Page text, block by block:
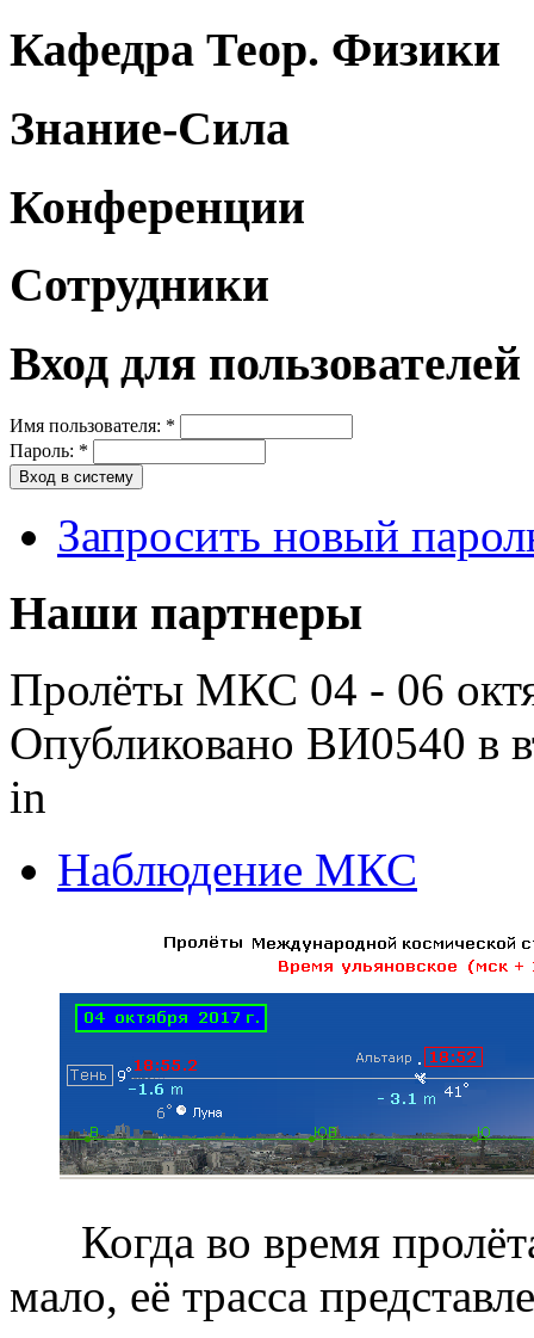
Кафедра Теор. Физики
Знание-Сила
Конференции
Сотрудники
Вход для пользователей
Имя пользователя: *
Пароль: *
Запросить новый
Наши партнеры
Пролёты МКС 04 - 06
Опубликовано ВИ0540 в
in
Наблюдение МКС
Когда во время
мало, её трасса